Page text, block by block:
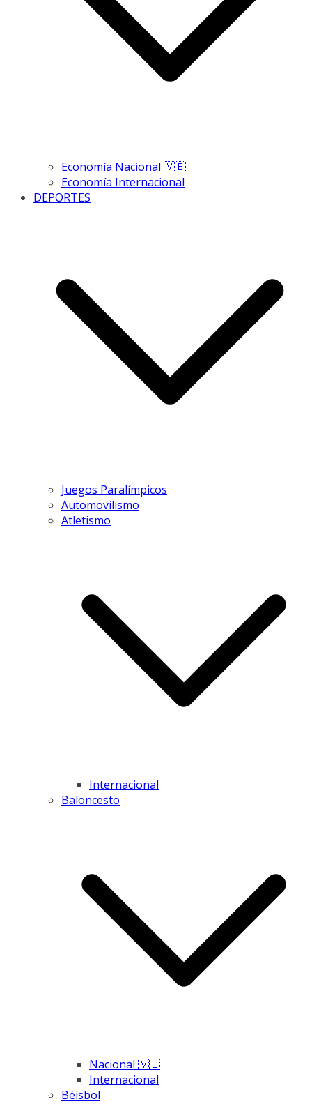
Economía Nacional 🇻🇪
Economía Internacional
DEPORTES
Juegos Paralímpicos
Automovilismo
Atletismo
Internacional
Baloncesto
Nacional 🇻🇪
Internacional
Béisbol